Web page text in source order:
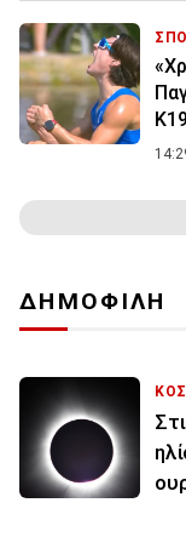
Κ19
ΔΗΜΟΦΙΛΗ